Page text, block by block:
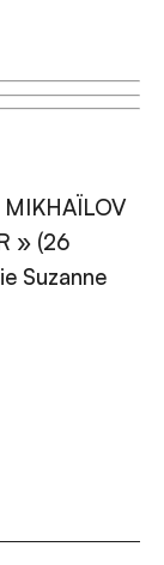
» (26
Suzanne